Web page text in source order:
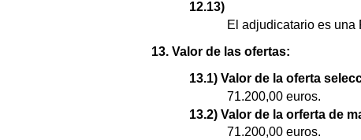
12.13)
El adjudicatario es una
13. Valor de las ofertas:
13.1) Valor de la oferta
71.200,00 euros.
13.2) Valor de la orferta de
71.200,00 euros.